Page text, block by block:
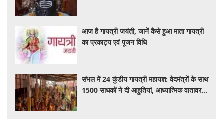
आज है गायत्री जयंती, जानें कैसे हुआ माता गायत्री
का प्रकाट्य एवं पूजन विधि
संभल में 24 कुंडीय गायत्री महायज्ञ: वेदमंत्रों के साथ
1500 साधकों ने दी आहुतियां, आध्यात्मिक वातावरण